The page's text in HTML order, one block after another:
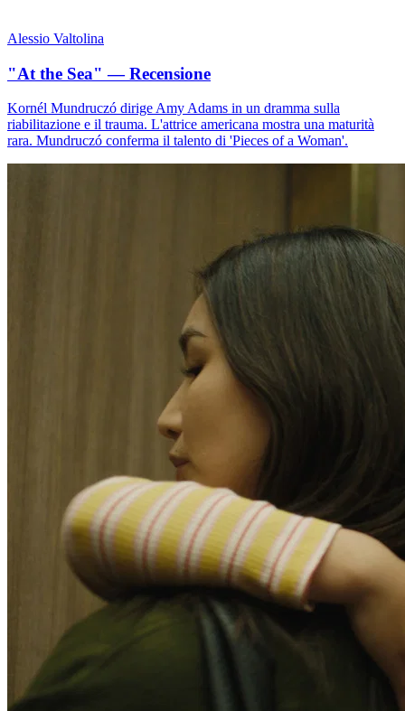
Alessio Valtolina
"At the Sea" — Recensione
Kornél Mundruczó dirige Amy Adams in un dramma sulla
riabilitazione e il trauma. L'attrice americana mostra una maturità
rara. Mundruczó conferma il talento di 'Pieces of a Woman'.